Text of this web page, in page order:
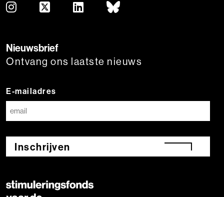
Nieuwsbrief
Ontvang ons laatste nieuws
E-mailadres
Inschrijven